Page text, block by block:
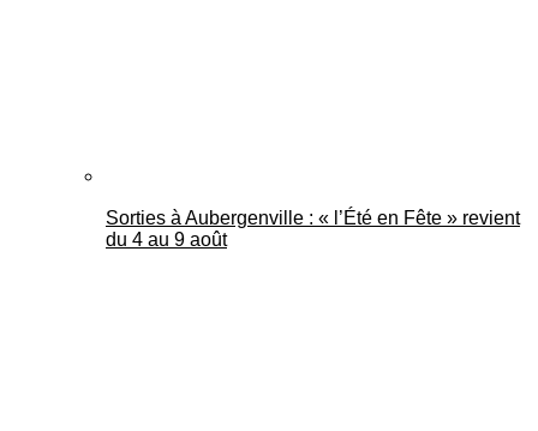
Sorties à Aubergenville : « l’Été en Fête » revient
du 4 au 9 août